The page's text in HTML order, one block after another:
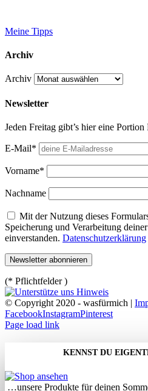
Meine Tipps
Archiv
Archiv
Newsletter
Jeden Freitag gibt’s hier eine
E-Mail*
Vorname*
Nachname
Mit der Nutzung dieses
Speicherung und Verarbeitung
einverstanden. Datenschutzerklärung
(* Pflichtfelder )
© Copyright 2020 - wasfürmich |
FacebookInstagramPinterest
Page load link
KENNST DU
…unsere Produkte für deinen